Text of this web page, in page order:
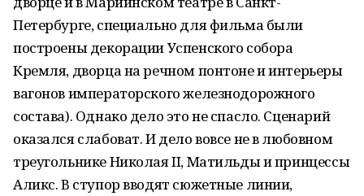
Петербурге, специально для фильма были
построены декорации Успенского собора
Кремля, дворца на речном понтоне и интерьеры
вагонов императорского железнодорожного
состава). Однако дело это не спасло. Сценарий
оказался слабоват. И дело вовсе не в любовном
треугольнике Николая II, Матильды и принцессы
Аликс. В ступор вводят сюжетные линии,